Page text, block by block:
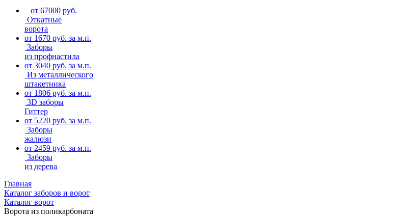
от 67000 руб.
Откатные
ворота
от 1670 руб. за м.п.
Заборы
из профнастила
от 3040 руб. за м.п.
Из металлического
штакетника
от 1806 руб. за м.п.
3D заборы
Гиттер
от 5220 руб. за м.п.
Заборы
жалюзи
от 2459 руб. за м.п.
Заборы
из дерева
Главная
Каталог заборов и ворот
Каталог ворот
Ворота из поликарбоната